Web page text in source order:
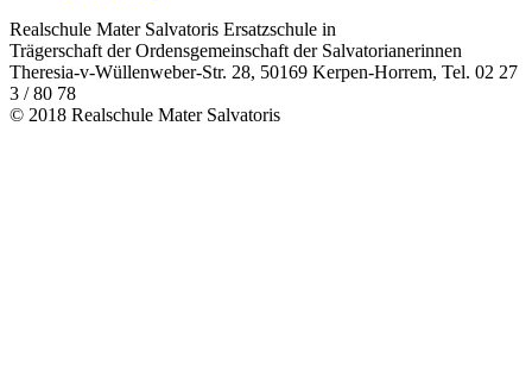
Realschule Mater Salvatoris Ersatzschule in
Trägerschaft der Ordensgemeinschaft der Salvatorianerinnen
Theresia-v-Wüllenweber-Str. 28, 50169 Kerpen-Horrem, Tel. 02 27
3 / 80 78
© 2018 Realschule Mater Salvatoris